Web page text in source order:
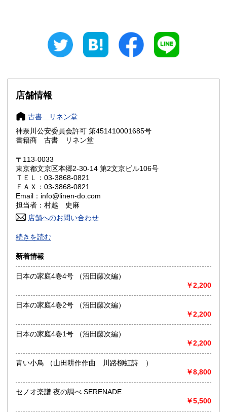
250円 三重県
大阪府
奈良県
鳥取県 250円 島根県
岡山県
山口県 250円
香川県
高知県 250円
佐賀県
熊本県 250円 大分県 250円
250円
沖縄県 250円
店舗情報
古書 リネン堂
神奈川公安委員会許可 第451410001685号
書籍商 古書 リネン堂
〒113-0033
東京都文京区本郷2‐30-14 第2文京ビル106号
ＴＥＬ：03-3868-0821
ＦＡＸ：03-3868-0821
Email：info@linen-do.com
担当者：村越 史麻
店舗へのお問い合わせ
「日本の古本屋」専用在庫です。
沿線名：-
最寄駅：-
営業時間：-
定休日：-
書籍の買取について
戦前の料理、婦人もの、絵本、児童書などに加え、各種雑
誌、絵葉書、
チラシなど紙モノ資料、特に高く買い取らせていただきま
戦前雑誌、料理、絵本、チラシ、観光案内、絵葉書、商品ラ
続きを読む
新着情報
日本の家庭4巻4号 （沼田藤次編）
￥2,200
日本の家庭4巻2号 （沼田藤次編）
￥2,200
日本の家庭4巻1号 （沼田藤次編）
￥2,200
青い小鳥 （山田耕作作曲 川路柳虹詩 ）
￥8,800
セノオ楽譜 夜の調べ SERENADE
￥5,500